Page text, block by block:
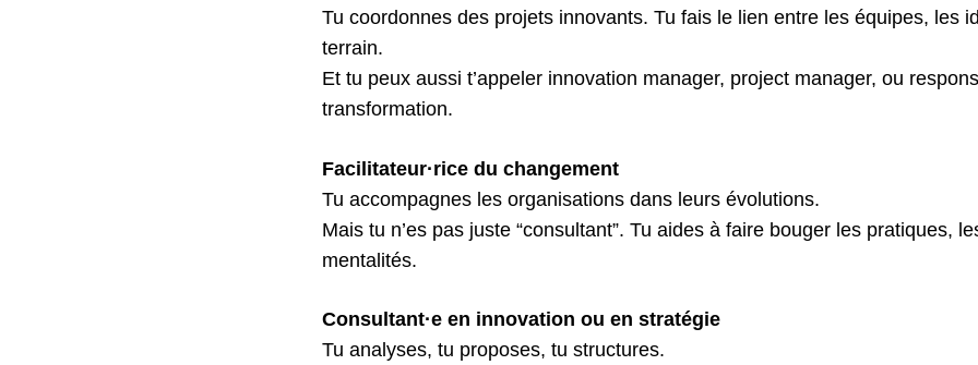
Tu coordonnes des projets innovants. Tu fais le lien entre les équipes, les
terrain.
Et tu peux aussi t’appeler innovation manager, project manager, ou
transformation.
Facilitateur·rice du changement
Tu accompagnes les organisations dans leurs évolutions.
Mais tu n’es pas juste “consultant”. Tu aides à faire bouger les pratiques,
mentalités.
Consultant·e en innovation ou en stratégie
Tu analyses, tu proposes, tu structures.